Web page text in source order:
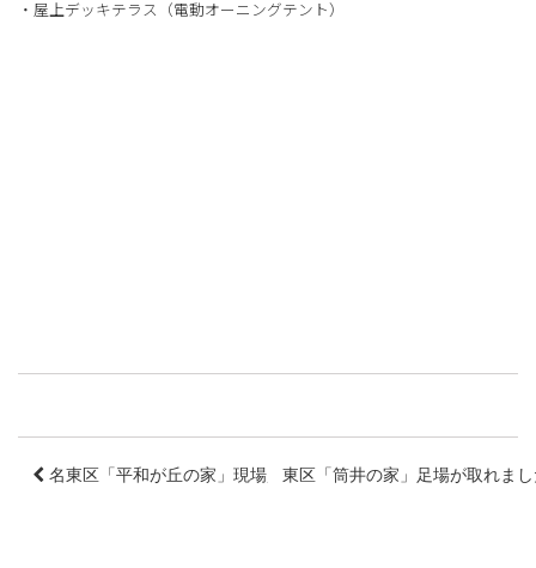
・屋上デッキテラス（電動オーニングテント）
名東区「平和が丘の家」現場監理東区「筒井の家」足場が取れま